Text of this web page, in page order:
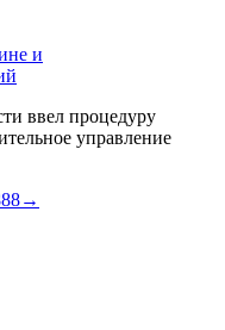
и
ввел процедуру
управление
→